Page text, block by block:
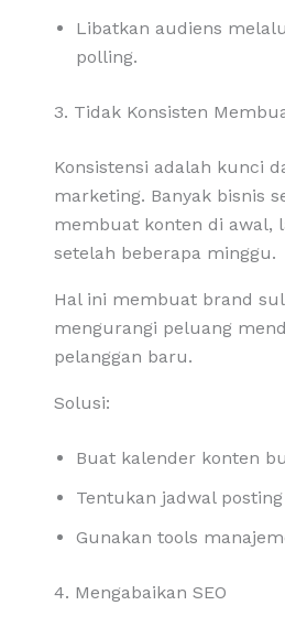
Libatkan audiens
polling.
3. Tidak Konsisten
Konsistensi adalah kunci
marketing. Banyak bisnis
membuat konten di awal,
setelah beberapa minggu.
Hal ini membuat brand
mengurangi peluang
pelanggan baru.
Solusi:
Buat kalender konten
Tentukan jadwal
Gunakan tools
4. Mengabaikan SEO